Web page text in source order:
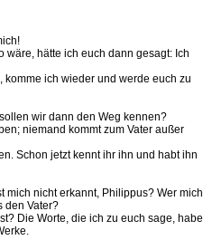
wäre, hätte ich euch dann gesagt: Ich
ich wieder und werde euch zu
wir dann den Weg kennen?
niemand kommt zum Vater außer
Schon jetzt kennt ihr ihn und habt ihn
mich nicht erkannt, Philippus? Wer mich
den Vater?
Die Worte, die ich zu euch sage, habe